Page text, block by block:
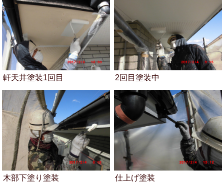
軒天井塗装1回目 2回目塗装中
木部下塗り塗装 仕上げ塗装